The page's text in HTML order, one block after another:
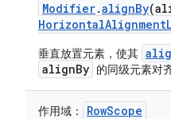
Modifier.alignBy
垂直放置元素，使其
alignBy 的同级元素对齐
作用域： RowScope